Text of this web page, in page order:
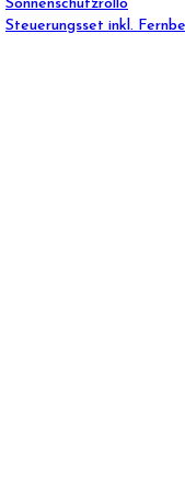
Sonnenschutzrollo
Steuerungsset inkl.